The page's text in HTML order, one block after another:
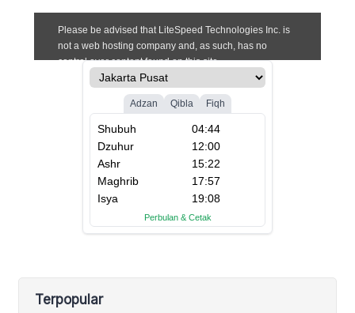
Terpopular